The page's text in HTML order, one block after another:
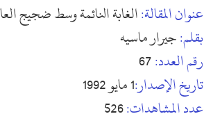
عنوان المقالة:الغابة النائمة وسط ضجيج
بقلم:جيرار ماسيه
رقم العدد:67
تاريخ الإصدار:1 مايو 1992
عدد المشاهدات:526